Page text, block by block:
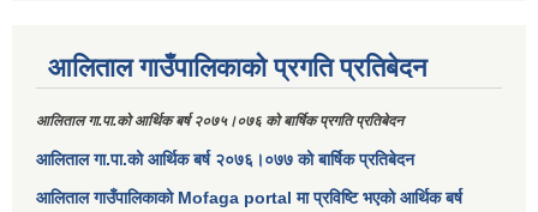
आलिताल गाउँपालिकाको प्रगति प्रतिबेदन
आलिताल गा.पा.को आर्थिक बर्ष २०७५।०७६ को बार्षिक प्रगति प्रतिबेदन
आलिताल गा.पा.को आर्थिक बर्ष २०७६।०७७ को बार्षिक प्रतिबेदन
आलिताल गाउँपालिकाको Mofaga portal मा प्रविष्टि भएको आर्थिक बर्ष